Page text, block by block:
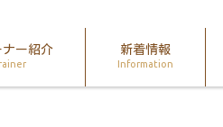
ナー紹介 新着情報
Information